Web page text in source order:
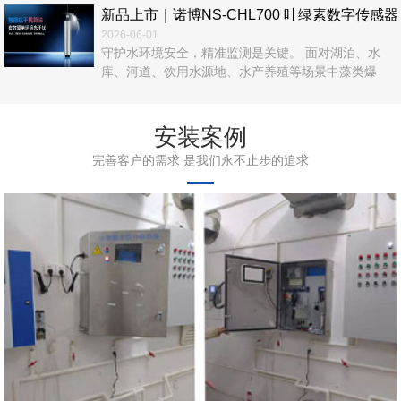
新品上市｜诺博NS‑CHL700 叶绿素数字传感
2026-06-01
守护水环境安全，精准监测是关键。 面对湖泊、水
库、河道、饮用水源地、水产养殖等场景中藻类爆
时在线管控需求。 诺博仪器自主研发，NS‑CHL700
叶绿素数字传感器正式上市！以光学荧光法为核心，
无试剂、无污染、高精度、易集成，为水体叶绿素a在
线监测提供一站式解决方案。 ...
安装案例
完善客户的需求 是我们永不止步的追求